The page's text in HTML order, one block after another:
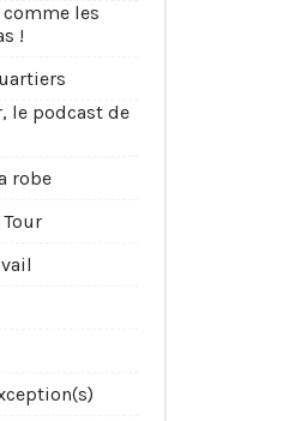
les
!
le podcast de
robe